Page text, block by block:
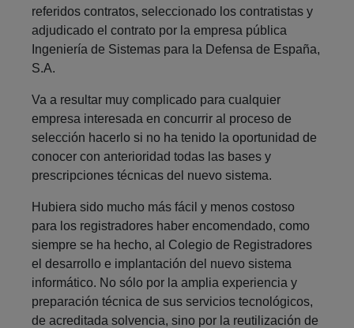
referidos contratos, seleccionado los contratistas y
adjudicado el contrato por la empresa pública
Ingeniería de Sistemas para la Defensa de España,
S.A.
Va a resultar muy complicado para cualquier
empresa interesada en concurrir al proceso de
selección hacerlo si no ha tenido la oportunidad de
conocer con anterioridad todas las bases y
prescripciones técnicas del nuevo sistema.
Hubiera sido mucho más fácil y menos costoso
para los registradores haber encomendado, como
siempre se ha hecho, al Colegio de Registradores
el desarrollo e implantación del nuevo sistema
informático. No sólo por la amplia experiencia y
preparación técnica de sus servicios tecnológicos,
de acreditada solvencia, sino por la reutilización de